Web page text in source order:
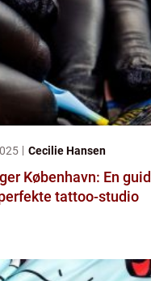
Cecilie Hansen
København: En
tattoo-studio